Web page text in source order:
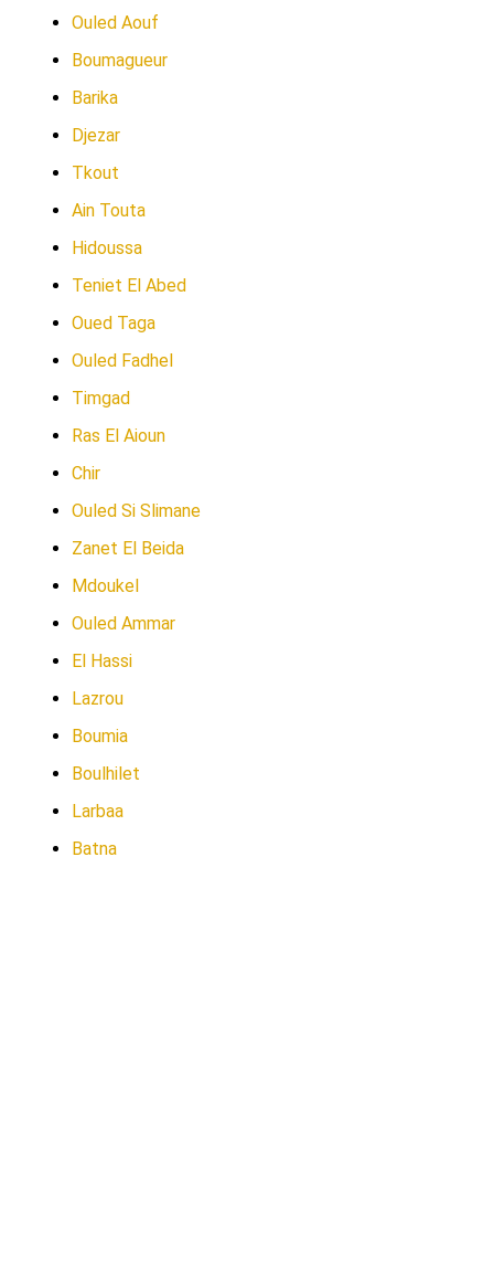
Ouled Aouf
Boumagueur
Barika
Djezar
Tkout
Ain Touta
Hidoussa
Teniet El Abed
Oued Taga
Ouled Fadhel
Timgad
Ras El Aioun
Chir
Ouled Si Slimane
Zanet El Beida
Mdoukel
Ouled Ammar
El Hassi
Lazrou
Boumia
Boulhilet
Larbaa
Batna